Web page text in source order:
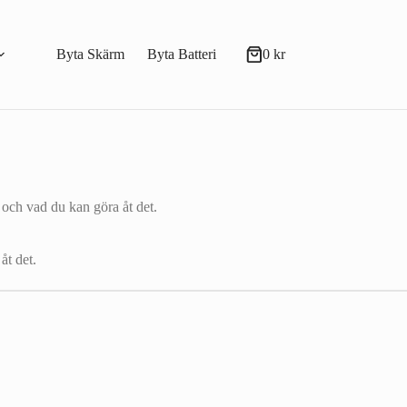
Byta Skärm Byta Batteri Varukorg
0 kr
vad du kan göra åt det.
det.